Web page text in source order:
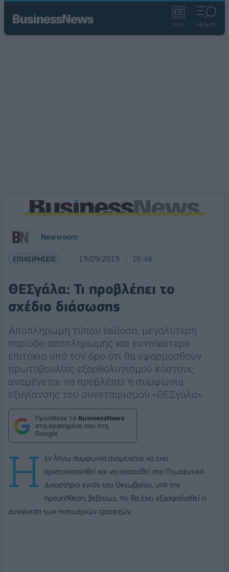
ΡΟΗ ΜΕΝΟΥ
Newsroom
ΕΠΙΧΕΙΡΗΣΕΙΣ 19/09/2019 10:48
ΘΕΣγάλα: Τι προβλέπει το
σχέδιο διάσωσης
Αποπληρωμή τύπου balloon, μεγαλύτερη
περίοδο αποπληρωμής και ευνοϊκότερο
επιτόκιο υπό τον όρο ότι θα εφαρμοσθούν
πρωτοβουλίες εξορθολογισμού κόστους
αναμένεται να προβλέπει η συμφωνία
εξυγίανσης του συνεταιρισμού «ΘΕΣγάλα».
Πρόσθεσε το BusinessNews
στα αγαπημένα σου στη
Google
Η
εν λόγω συμφωνία αναμένεται να έχει
οριστικοποιηθεί και να κατατεθεί στο Πτωχευτικό
Δικαστήριο εντός του Οκτωβρίου, υπό την
προϋπόθεση, βεβαίως, ότι θα έχει εξασφαλισθεί η
συναίνεση των πιστωτριών τραπεζών.